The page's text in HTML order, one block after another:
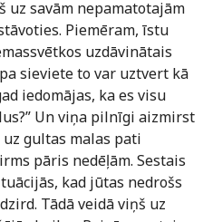
uz savām nepamatotajām
Piemēram, īstu
uzdāvinātais
sieviete to var uztvert kā
iedomājas, ka es visu
Un viņa pilnīgi aizmirst
gultas malas pati
pāris nedēļām. Sestais
kad jūtas nedrošs
Tādā veidā viņš uz